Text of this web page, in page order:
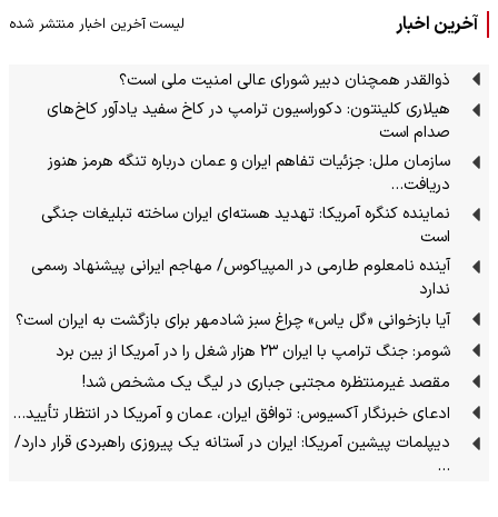
آخرین اخبار لیست آخرین اخبار منتشر شده
ذوالقدر همچنان دبیر شورای ‌عالی امنیت ملی است؟
هیلاری کلینتون: دکوراسیون ترامپ در کاخ سفید یادآور کاخ‌های
صدام است
سازمان ملل: جزئیات تفاهم ایران و عمان درباره تنگه هرمز هنوز
دریافت…
نماینده کنگره آمریکا: تهدید هسته‌ای ایران ساخته تبلیغات جنگی
است
آینده نامعلوم طارمی در المپیاکوس/ مهاجم ایرانی پیشنهاد رسمی
ندارد
آیا بازخوانی «گل یاس» چراغ سبز شادمهر برای بازگشت به ایران است؟
شومر: جنگ ترامپ با ایران ۲۳ هزار شغل را در آمریکا از بین برد
مقصد غیرمنتظره مجتبی جباری در لیگ یک مشخص شد!
ادعای خبرنگار آکسیوس: توافق ایران، عمان و آمریکا در انتظار تأیید…
دیپلمات پیشین آمریکا: ایران در آستانه یک پیروزی راهبردی قرار دارد/
…